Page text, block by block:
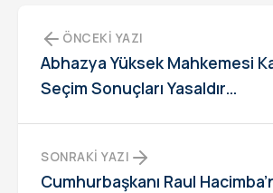
ÖNCEKI YAZI
Abhazya Yüksek Mahkemesi
Seçim Sonuçları Yasaldır…
SONRAKI YAZI
Cumhurbaşkanı Raul